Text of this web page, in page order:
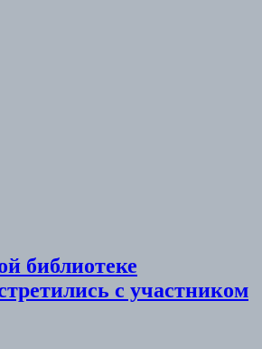
библиотеке
с участником